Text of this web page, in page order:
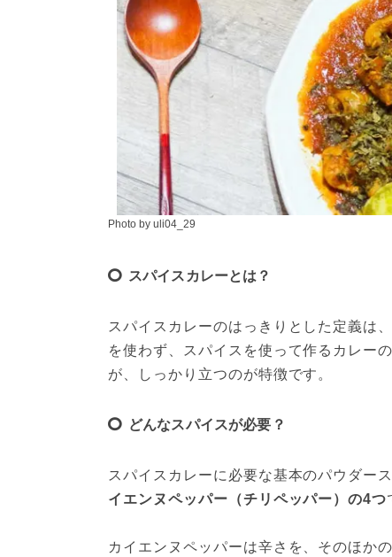
Photo by uli04_29
スパイスカレーとは？
スパイスカレーのはっきりとした定義は
を使わず、スパイスを使って作るカレー
が、しっかり立つのが特徴です。
どんなスパイスが必要？
スパイスカレーに必要な基本のパウダース
イエンヌペッパー（チリペッパー）の4つ
カイエンヌペッパーは辛さを、そのほか